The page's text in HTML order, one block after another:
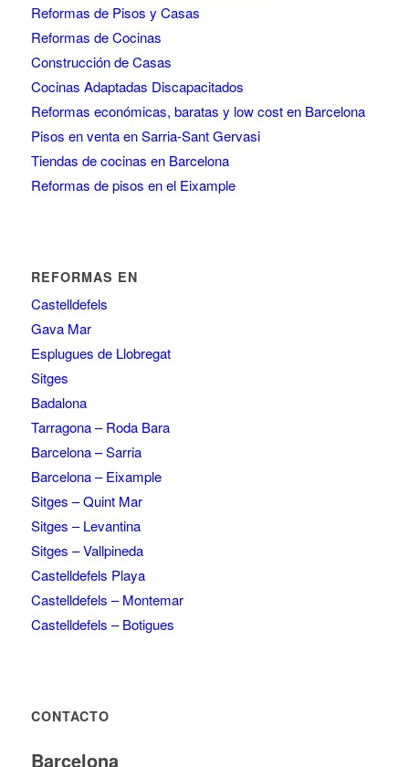
Reformas de Pisos y Casas
Reformas de Cocinas
Construcción de Casas
Cocinas Adaptadas Discapacitados
Reformas económicas, baratas y low cost en Barcelona
Pisos en venta en Sarria-Sant Gervasi
Tiendas de cocinas en Barcelona
Reformas de pisos en el Eixample
REFORMAS EN
Castelldefels
Gava Mar
Esplugues de Llobregat
Sitges
Badalona
Tarragona – Roda Bara
Barcelona – Sarria
Barcelona – Eixample
Sitges – Quint Mar
Sitges – Levantina
Sitges – Vallpineda
Castelldefels Playa
Castelldefels – Montemar
Castelldefels – Botigues
CONTACTO
Barcelona